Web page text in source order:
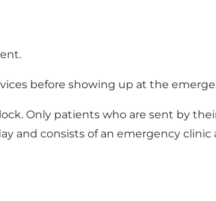
before showing up at the
Only patients who are sent by
and consists of an emergency